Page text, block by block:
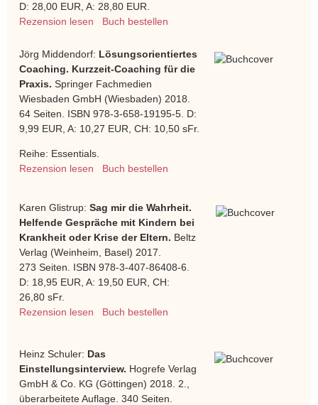
D: 28,00 EUR, A: 28,80 EUR.
Rezension lesen
Buch bestellen
Jörg Middendorf: Lösungsorientiertes
Coaching. Kurzzeit-Coaching für die
Praxis. Springer Fachmedien
Wiesbaden GmbH (Wiesbaden) 2018.
64 Seiten. ISBN 978-3-658-19195-5. D:
9,99 EUR, A: 10,27 EUR, CH: 10,50 sFr.
Reihe: Essentials.
Rezension lesen
Buch bestellen
Karen Glistrup: Sag mir die Wahrheit.
Helfende Gespräche mit Kindern bei
Krankheit oder Krise der Eltern. Beltz
Verlag (Weinheim, Basel) 2017.
273 Seiten. ISBN 978-3-407-86408-6.
D: 18,95 EUR, A: 19,50 EUR, CH:
26,80 sFr.
Rezension lesen
Buch bestellen
Heinz Schuler: Das
Einstellungsinterview. Hogrefe Verlag
GmbH & Co. KG (Göttingen) 2018. 2.,
überarbeitete Auflage. 340 Seiten.